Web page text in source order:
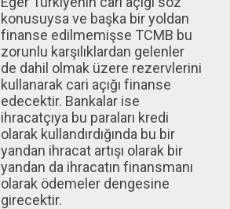
konusuysa ve başka bir yoldan
finanse edilmemişse TCMB bu
zorunlu karşılıklardan gelenler
de dahil olmak üzere rezervlerini
kullanarak cari açığı finanse
edecektir. Bankalar ise
ihracatçıya bu paraları kredi
olarak kullandırdığında bu bir
yandan ihracat artışı olarak bir
yandan da ihracatın finansmanı
olarak ödemeler dengesine
girecektir.